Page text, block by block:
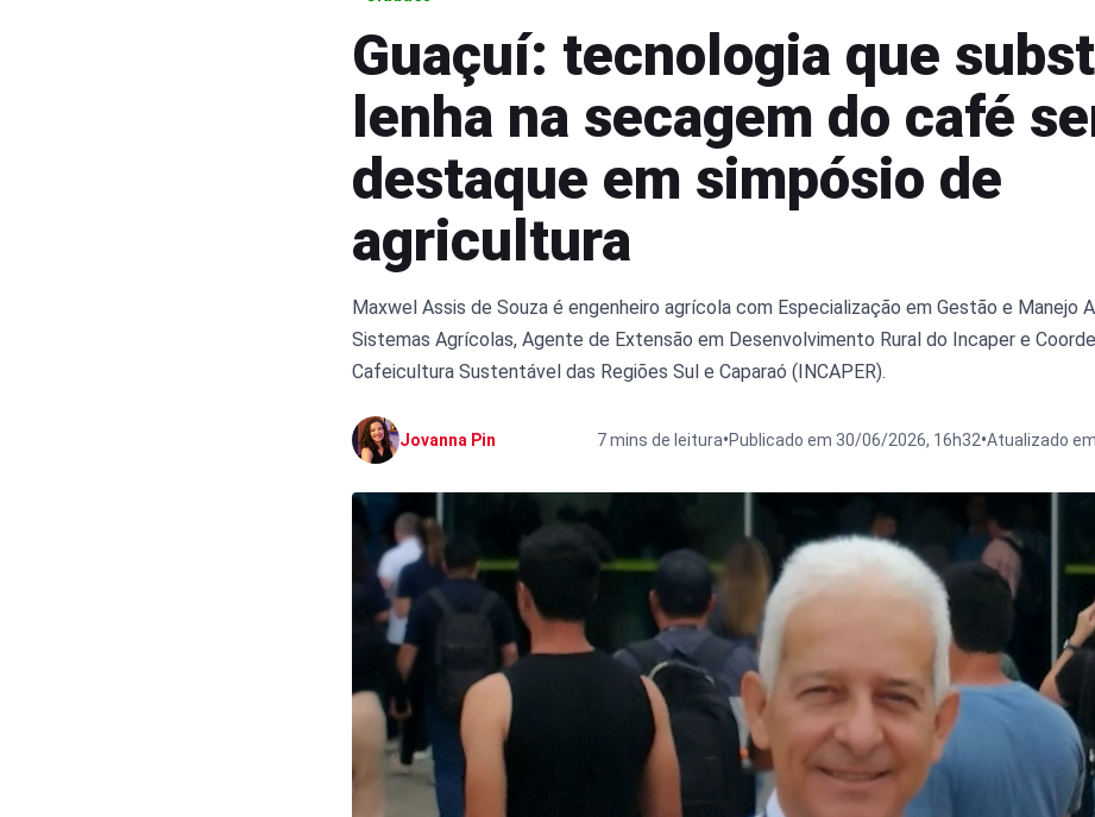
Guaçuí: tecnologia que
lenha na secagem do café
destaque em simpósio de
agricultura
Maxwel Assis de Souza é engenheiro agrícola com Especialização em Gestão e Manejo
Sistemas Agrícolas, Agente de Extensão em Desenvolvimento Rural do Incaper e
Cafeicultura Sustentável das Regiões Sul e Caparaó (INCAPER).
Jovanna Pin 7 mins de leitura•Publicado em 30/06/2026, 16h32•Atualizado